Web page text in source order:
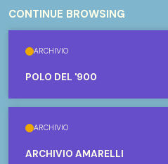
CONTINUE BROWSING
ARCHIVIO
POLO DEL '900
ARCHIVIO
ARCHIVIO AMARELLI